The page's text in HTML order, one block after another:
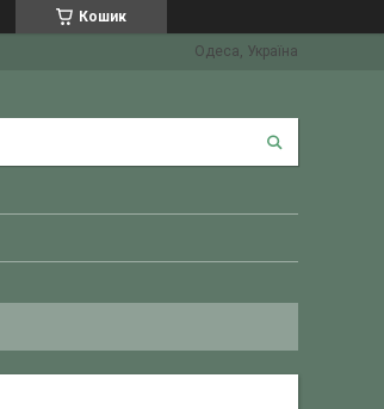
Кошик
Одеса, Україна